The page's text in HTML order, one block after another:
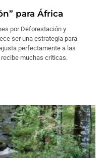
para África
por Deforestación y
ser una estrategia para
perfectamente a las
muchas críticas.